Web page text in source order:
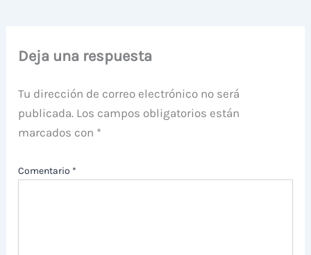
Deja una respuesta
Tu dirección de correo electrónico no será
publicada. Los campos obligatorios están
marcados con *
Comentario *